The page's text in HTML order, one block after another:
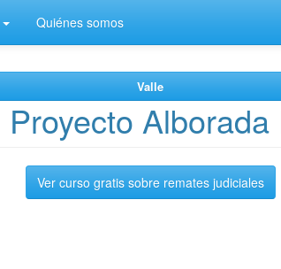
Quiénes somos
Valle
Alborada
Ver curso gratis sobre remates judiciales